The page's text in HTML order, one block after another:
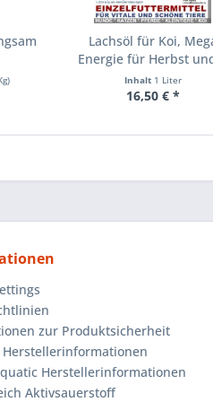
Lachsöl für Koi,
Energie für Herbst
Inhalt 1 Liter
16,50 € *
zur Produktsicherheit
Herstellerinformationen
Herstellerinformationen
Aktivsauerstoff